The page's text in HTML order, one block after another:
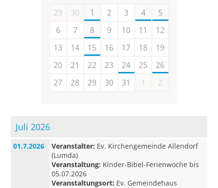
29
30 1 2 3 4
5
6
7 8 9 10 11
12
13
14 15 16 17 18
19
20
21 22 23 24 25
26
27
28 29 30 31 1 2
Juli 2026
01.7.2026 Veranstalter: Ev. Kirchengemeinde Allendorf
(Lumda)
Veranstaltung: Kinder-Bibel-Ferienwoche bis
05.07.2026
Veranstaltungsort: Ev. Gemeindehaus